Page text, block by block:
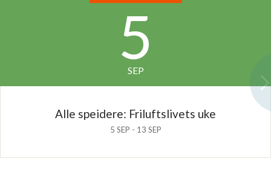
5
SEP
Alle speidere: Friluftslivets uke
5 SEP - 13 SEP